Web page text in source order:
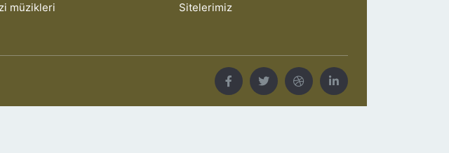
müzikleri
Sitelerimiz